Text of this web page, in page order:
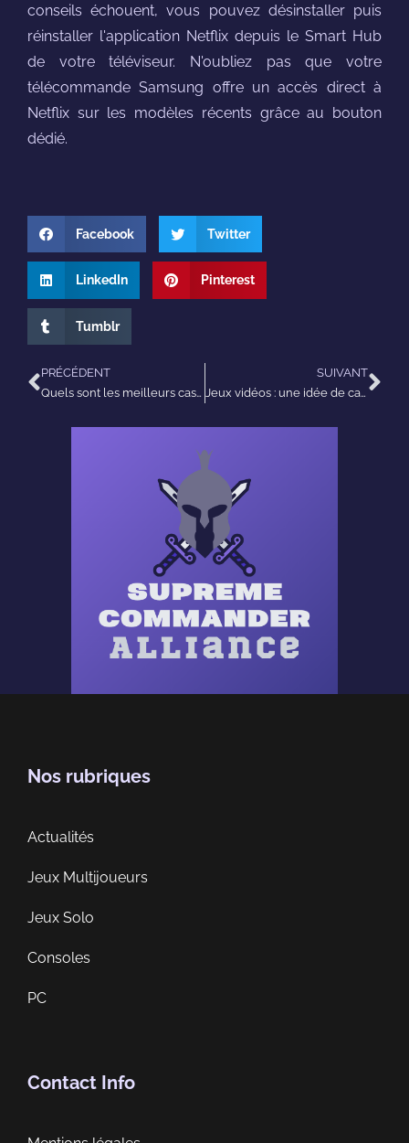
conseils échouent, vous pouvez désinstaller puis
réinstaller l'application Netflix depuis le Smart Hub
de votre téléviseur. N'oubliez pas que votre
télécommande Samsung offre un accès direct à
Netflix sur les modèles récents grâce au bouton
dédié.
Facebook Twitter
LinkedIn Pinterest
Tumblr
PRÉCÉDENT
Quels sont les meilleurs casques pour Gamers ? Decouvrez notre selection avec son surround 7.1
SUIVANT
Jeux vidéos : une idée de cadeau originale pour Noël
Nos rubriques
Actualités
Jeux Multijoueurs
Jeux Solo
Consoles
PC
Contact Info